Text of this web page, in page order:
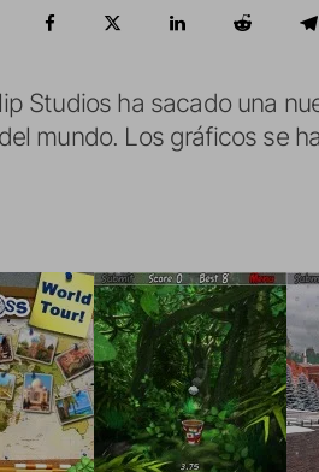
Studios ha sacado una
mundo. Los gráficos se